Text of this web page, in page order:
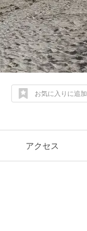
お気に入りに追加
アクセス